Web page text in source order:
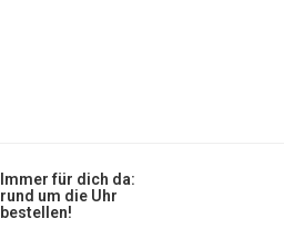
Immer für dich da:
rund um die Uhr
bestellen!